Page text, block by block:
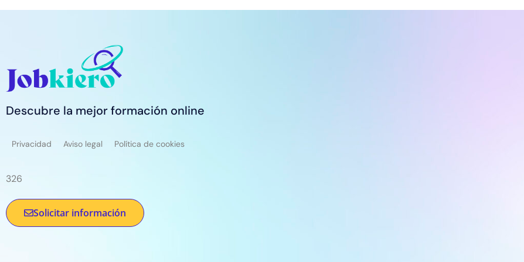
Descubre la mejor formación online
Privacidad Aviso legal Política de cookies
326
Solicitar información